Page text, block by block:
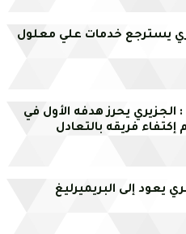
يسترجع خدمات علي معلول
الجزيري يحرز هدفه الأول في
فريقه بالتعادل
يعود إلى البريميرليغ